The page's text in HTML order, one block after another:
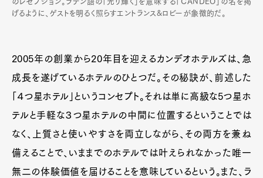
げるように、ゲストを明るく照らすエントランス&ロビーが象徴的だ。
2005年の創業から20年目を迎えるカンデオホテルズは、急
成長を遂げているホテルのひとつだ。その秘訣が、前述した
「４つ星ホテル」というコンセプト。それは単に高級な5つ星ホ
テルと手軽な３つ星ホテルの中間に位置するということでは
なく、上質さと使いやすさを両立しながら、その両方を兼ね
備えることで、いままでのホテルでは叶えられなかった唯一
無二の体験価値を届けることを意味しているという。また、ラ